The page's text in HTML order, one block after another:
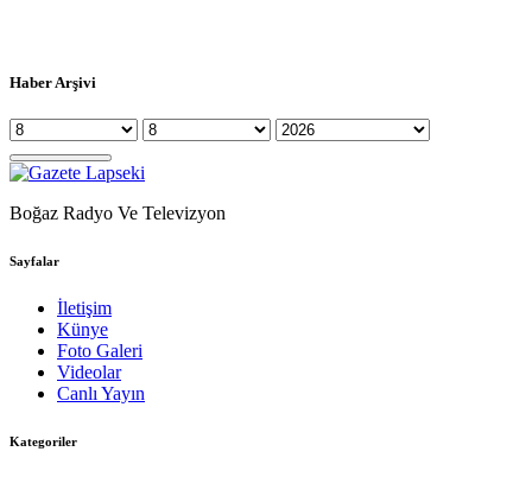
Haber Arşivi
Boğaz Radyo Ve Televizyon
Sayfalar
İletişim
Künye
Foto Galeri
Videolar
Canlı Yayın
Kategoriler